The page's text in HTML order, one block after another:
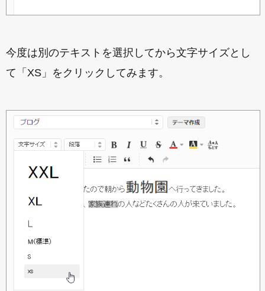
今度は別のテキストを選択してから文字サイズとし
て「XS」をクリックしてみます。